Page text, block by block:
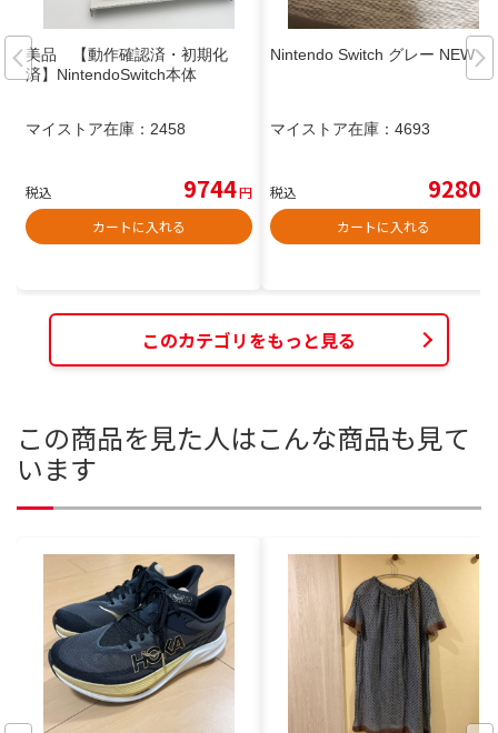
美品 【動作確認済・初期化
済】NintendoSwitch本体
マイストア在庫： 2458
税込 9744円
カートに入れる
Nintendo Switch グレー NEW
マイストア在庫： 4693
税込 9280
カートに入れる
このカテゴリをもっと見る
この商品を見た人はこんな商品も見て
います